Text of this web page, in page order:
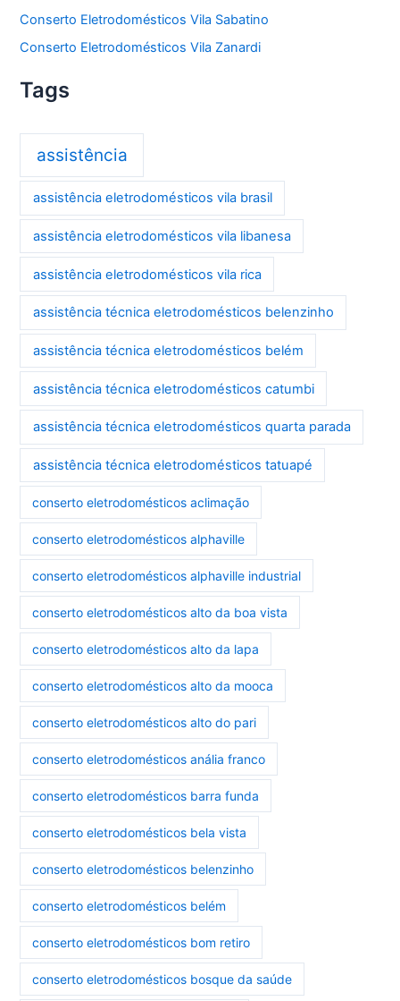
Conserto Eletrodomésticos Vila Sabatino
Conserto Eletrodomésticos Vila Zanardi
Tags
assistência
assistência eletrodomésticos vila brasil
assistência eletrodomésticos vila libanesa
assistência eletrodomésticos vila rica
assistência técnica eletrodomésticos belenzinho
assistência técnica eletrodomésticos belém
assistência técnica eletrodomésticos catumbi
assistência técnica eletrodomésticos quarta parada
assistência técnica eletrodomésticos tatuapé
conserto eletrodomésticos aclimação
conserto eletrodomésticos alphaville
conserto eletrodomésticos alphaville industrial
conserto eletrodomésticos alto da boa vista
conserto eletrodomésticos alto da lapa
conserto eletrodomésticos alto da mooca
conserto eletrodomésticos alto do pari
conserto eletrodomésticos anália franco
conserto eletrodomésticos barra funda
conserto eletrodomésticos bela vista
conserto eletrodomésticos belenzinho
conserto eletrodomésticos belém
conserto eletrodomésticos bom retiro
conserto eletrodomésticos bosque da saúde